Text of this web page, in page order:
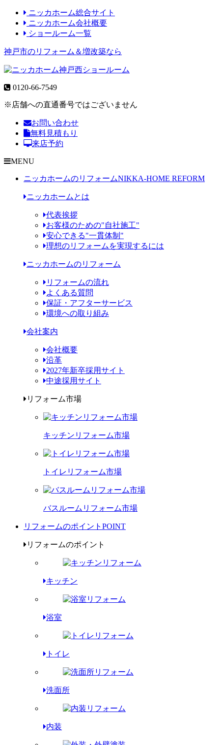
ニッカホーム総合サイト
ニッカホーム会社概要
ショールーム一覧
神戸市のリフォーム＆増改築なら
0120-66-7549
※店舗への直通番号ではございません
お問い合わせ
無料見積もり
来店予約
MENU
ニッカホームのリフォームNIKKA-HOME REFORM
ニッカホームとは
代表挨拶
お客様のための"自社施工"
安心できる"一貫体制"
理想のリフォームを実現するには
ニッカホームのリフォーム
リフォームの流れ
よくある質問
保証・アフターサービス
環境への取り組み
会社案内
会社概要
沿革
2027年新卒採用サイト
中途採用サイト
リフォーム市場
キッチンリフォーム市場
トイレリフォーム市場
バスルームリフォーム市場
リフォームのポイント POINT
リフォームのポイント
キッチン
浴室
トイレ
洗面所
内装